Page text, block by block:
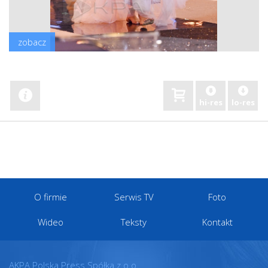
zobacz
hi-res lo-res
O firmie Serwis TV Foto
Wideo Teksty Kontakt
AKPA Polska Press Spółka z o.o.